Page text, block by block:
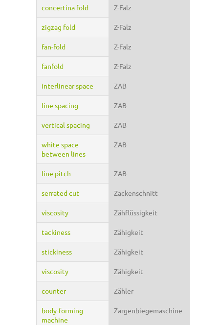
concertina fold Z-Falz
zigzag fold Z-Falz
fan-fold Z-Falz
fanfold Z-Falz
interlinear space ZAB
line spacing ZAB
vertical spacing ZAB
white space
between lines
ZAB
line pitch ZAB
serrated cut Zackenschnitt
viscosity Zähflüssigkeit
tackiness Zähigkeit
stickiness Zähigkeit
viscosity Zähigkeit
counter Zähler
body-forming
machine
Zargenbiegemaschine